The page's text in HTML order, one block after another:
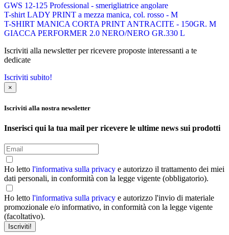
GWS 12-125 Professional - smerigliatrice angolare
T-shirt LADY PRINT a mezza manica, col. rosso - M
T-SHIRT MANICA CORTA PRINT ANTRACITE - 150GR. M
GIACCA PERFORMER 2.0 NERO/NERO GR.330 L
Iscriviti alla newsletter per ricevere proposte interessanti a te
dedicate
Iscriviti subito!
×
Iscriviti alla nostra newsletter
Inserisci qui la tua mail per ricevere le ultime news sui prodotti
Ho letto l'informativa sulla privacy e autorizzo il trattamento dei miei
dati personali, in conformità con la legge vigente (obbligatorio).
Ho letto l'informativa sulla privacy e autorizzo l'invio di materiale
promozionale e/o informativo, in conformità con la legge vigente
(facoltativo).